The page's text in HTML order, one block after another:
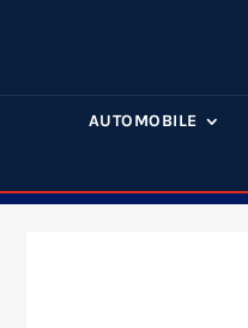
AUTOMOBILE